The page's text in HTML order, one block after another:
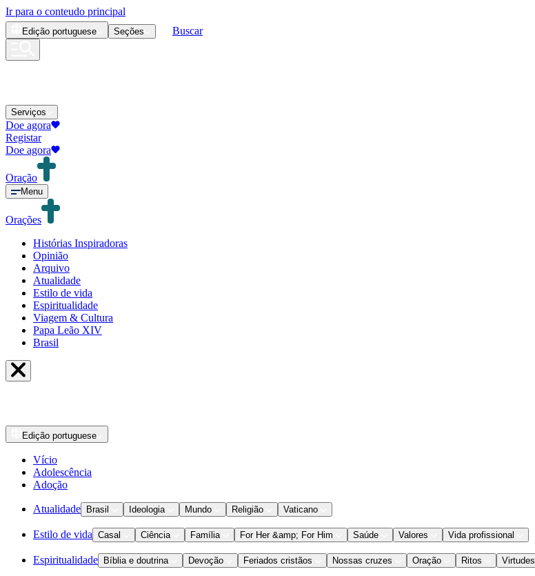
Ir para o conteudo principal
Edição portuguese Seções Buscar
Serviços
Doe agora
Registar
Doe agora
Oração
Menu
Orações
Histórias Inspiradoras
Opinião
Arquivo
Atualidade
Estilo de vida
Espiritualidade
Viagem & Cultura
Papa Leão XIV
Brasil
Edição portuguese
Vício
Adolescência
Adoção
Atualidade Brasil Ideologia Mundo Religião Vaticano
Estilo de vida Casal Ciência Família For Her &amp; For Him Saúde Valores Vida profissional
Espiritualidade Bíblia e doutrina Devoção Feriados cristãos Nossas cruzes Oração Ritos Virtudes